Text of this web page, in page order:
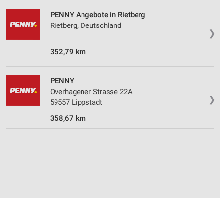
❯
PENNY Angebote in Rietberg
Rietberg, Deutschland
352,79 km
❯
PENNY
Overhagener Strasse 22A
59557 Lippstadt
358,67 km
Werbeanzeigen
Werbung
Erstellung von Profilen zur Personalisierung
von Inhalten
Verwendung von Profilen zur Auswahl